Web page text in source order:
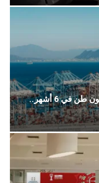
موانئ المغرب تعالج 148.6 مليون طن في 6 أشهر..